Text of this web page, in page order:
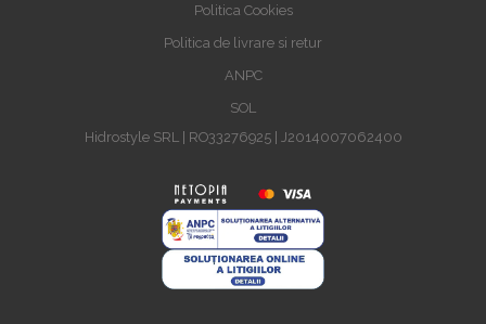
Politica Cookies
Politica de livrare si retur
ANPC
SOL
Hidrostyle SRL | RO33276925 | J2014007062400